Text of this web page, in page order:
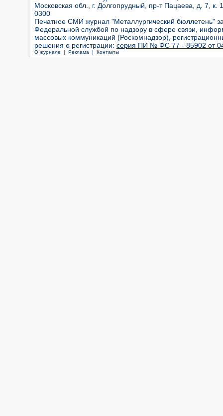
Московская обл., г. Долгопрудный, пр-т Пацаева, д. 7,
0300
Печатное СМИ журнал "Металлургический бюллетень"
Федеральной службой по надзору в сфере связи,
массовых коммуникаций (Роскомнадзор),
решения о регистрации: серия ПИ № ФС 77 - 85902 от 04
О журнале | Реклама | Контакты